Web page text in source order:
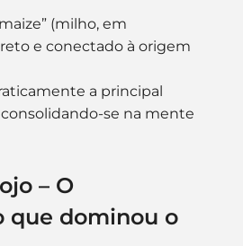
(milho, em
e conectado à origem
a principal
se na mente
– O
que dominou o